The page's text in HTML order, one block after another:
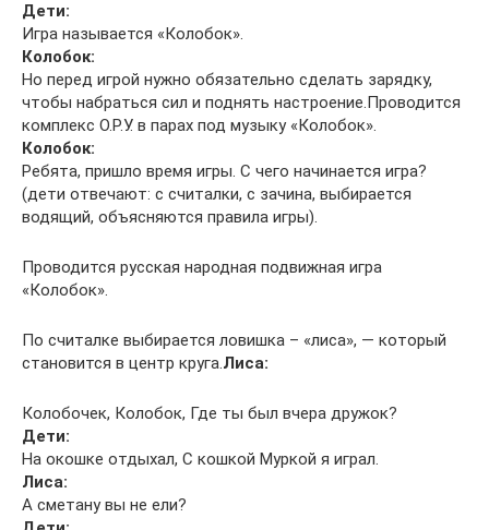
Дети:
Игра называется «Колобок».
Колобок:
Но перед игрой нужно обязательно сделать зарядку,
чтобы набраться сил и поднять настроение.Проводится
комплекс О.Р.У. в парах под музыку «Колобок».
Колобок:
Ребята, пришло время игры. С чего начинается игра?
(дети отвечают: с считалки, с зачина, выбирается
водящий, объясняются правила игры).
Проводится русская народная подвижная игра
«Колобок».
По считалке выбирается ловишка – «лиса», — который
становится в центр круга.Лиса:
Колобочек, Колобок, Где ты был вчера дружок?
Дети:
На окошке отдыхал, С кошкой Муркой я играл.
Лиса:
А сметану вы не ели?